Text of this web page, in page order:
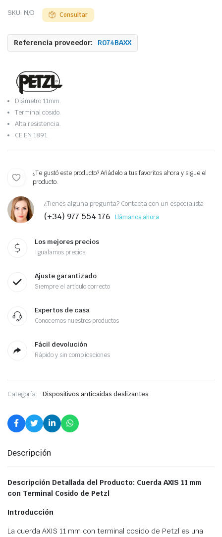
SKU: N/D Consultar
Referencia proveedor: R074BAXX
Diámetro 11mm.
Terminal cosido.
Alta resistencia.
CE EN 1891.
¿Te gustó este producto? Añádelo a tus favoritos ahora y sigue el
producto.
¿Tienes alguna pregunta? Contacta con un especialista
(+34) 977 554 176 Llámanos ahora
Los mejores precios
Igualamos precios
Ajuste garantizado
Siempre el artículo correcto
Expertos de casa
Conocemos nuestros productos
Fácil devolución
Rápido y sin complicaciones
Categoría: Dispositivos anticaídas deslizantes
Descripción
Descripción Detallada del Producto: Cuerda AXIS 11 mm
con Terminal Cosido de Petzl
Introducción
La cuerda AXIS 11 mm con terminal cosido de Petzl es una